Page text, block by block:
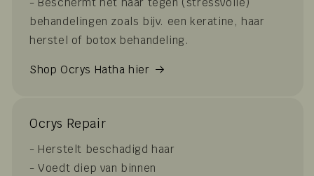
behandelingen zoals bijv. een keratine, haar
herstel of botox behandeling.
Shop Ocrys Hatha hier
Ocrys Repair
- Herstelt beschadigd haar
- Voedt diep van binnen